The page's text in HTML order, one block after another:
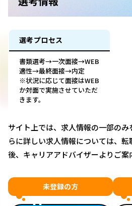
選考プロセス
書類選考→一次面接→WEB
適性→最終面接→内定
※状況に応じて面接はWEB
か対面で実施させていただ
きます。
サイト上では、求人情報の一部のみ
らに詳しい求人情報については、
後、キャリアアドバイザーよりご案
未登録の方